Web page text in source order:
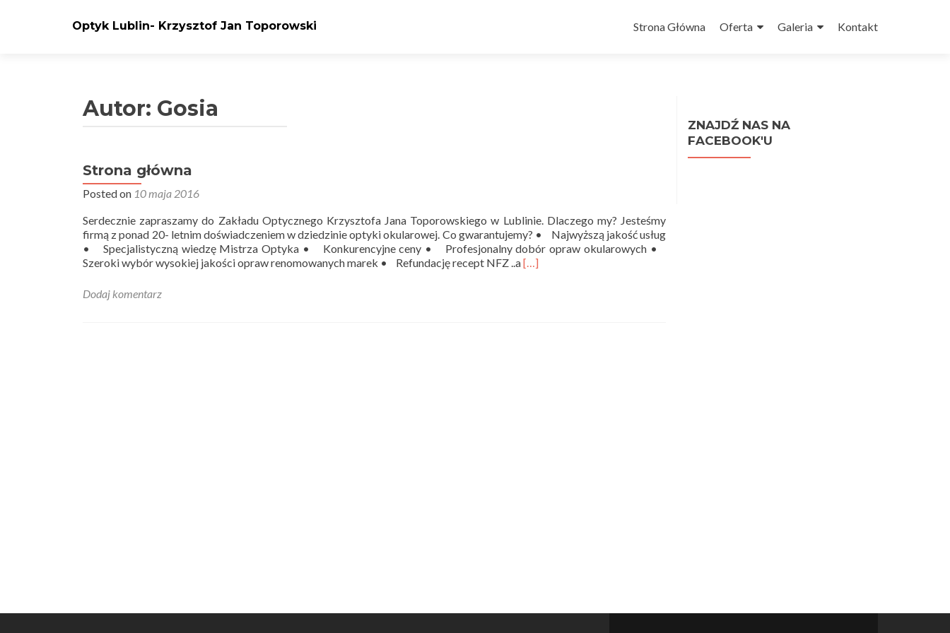
Optyk Lublin- Krzysztof Jan Toporowski
Strona Główna
Oferta Galeria Kontakt
Autor: Gosia
Strona główna
Posted on 10 maja 2016
Serdecznie zapraszamy do Zakładu Optycznego Krzysztofa Jana Toporowskiego w Lublinie. Dlaczego my? Jesteśmy
firmą z ponad 20- letnim doświadczeniem w dziedzinie optyki okularowej. Co gwarantujemy? • Najwyższą jakość usług
• Specjalistyczną wiedzę Mistrza Optyka • Konkurencyjne ceny • Profesjonalny dobór opraw okularowych •
Szeroki wybór wysokiej jakości opraw renomowanych marek • Refundację recept NFZ ..aRead
[…]
Dodaj komentarz
ZNAJDŹ NAS NA
FACEBOOK'U